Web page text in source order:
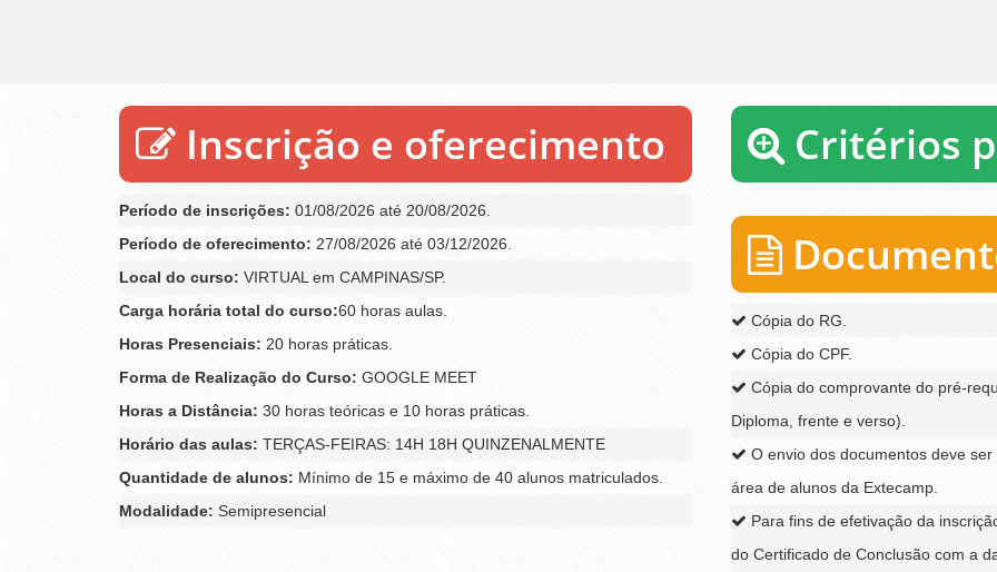
Inscrição e oferecimento
Período de inscrições: 01/08/2026 até 20/08/2026.
Período de oferecimento: 27/08/2026 até 03/12/2026.
Local do curso: VIRTUAL em CAMPINAS/SP.
Carga horária total do curso:60 horas aulas.
Horas Presenciais: 20 horas práticas.
Forma de Realização do Curso: GOOGLE MEET
Horas a Distância: 30 horas teóricas e 10 horas práticas.
Horário das aulas: TERÇAS-FEIRAS: 14H 18H QUINZENALMENTE
Quantidade de alunos: Mínimo de 15 e máximo de 40 alunos matriculados.
Modalidade: Semipresencial
Critérios
Cópia do RG.
Cópia do CPF.
Cópia do comprovante do pré-
Diploma, frente e verso).
O envio dos documentos deve
área de alunos da Extecamp.
Para fins de efetivação da
do Certificado de Conclusão com a